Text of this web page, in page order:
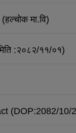
मा.वि)
:२०८२/११/०१)
(DOP:2082/10/